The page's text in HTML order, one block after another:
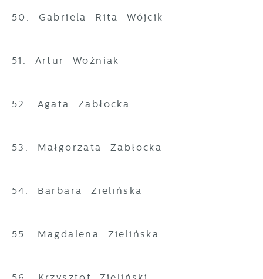
50. Gabriela Rita Wójcik
51. Artur Woźniak
52. Agata Zabłocka
53. Małgorzata Zabłocka
54. Barbara Zielińska
55. Magdalena Zielińska